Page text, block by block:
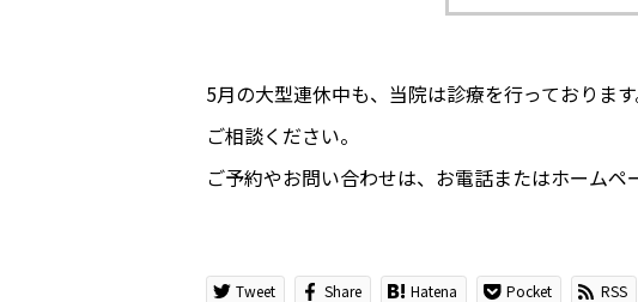
5月の大型連休中も、当院は診療を行っておりま
ご相談ください。
ご予約やお問い合わせは、お電話またはホームペ
Tweet Share Hatena Pocket RSS